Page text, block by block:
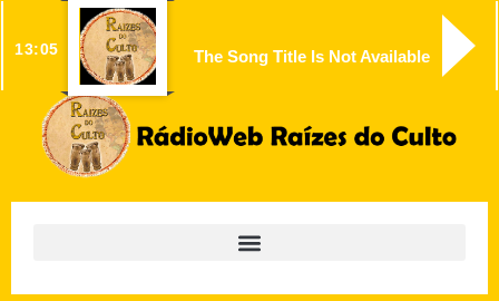
13:05 The Song Title Is Not Available